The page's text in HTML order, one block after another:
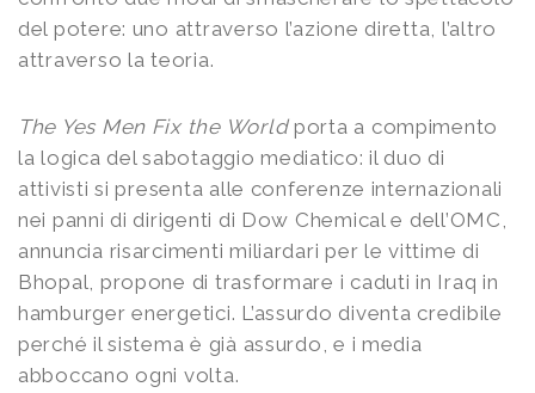
del potere: uno attraverso l’azione diretta, l’altro
attraverso la teoria.
The Yes Men Fix the Worldporta a compimento
la logica del sabotaggio mediatico: il duo di
attivisti si presenta alle conferenze internazionali
nei panni di dirigenti di Dow Chemical e dell’OMC,
annuncia risarcimenti miliardari per le vittime di
Bhopal, propone di trasformare i caduti in Iraq in
hamburger energetici. L’assurdo diventa credibile
perché il sistema è già assurdo, e i media
abboccano ogni volta.